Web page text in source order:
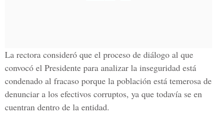
La rectora consideró que el proceso de diálogo al que
convocó el Presidente para analizar la inseguridad está
condenado al fracaso porque la población está temerosa de
denunciar a los efectivos corruptos, ya que todavía se en
cuentran dentro de la entidad.